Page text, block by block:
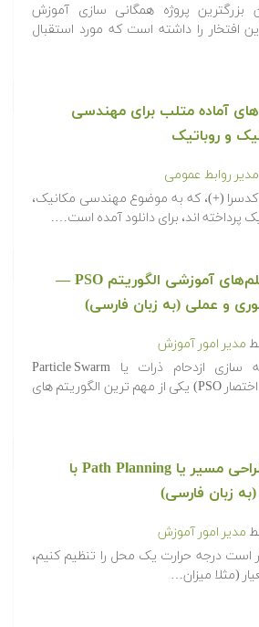
بزرگترین پروژه همگانی سازی آموزش
افتخار را داشته است که مورد استقبال
آماده متلب برای مهندسی
و روباتیک
مدیر روابط عمومی
کدسرا (+)، که به موضوع مهندسی مکانیک،
پرداخته اند، برای دانلود آمده است….
بسته طلایی فیلم‌های آموزشی الگوریتم PSO —
و عملی (به زبان فارسی)
مدیر امور آموزش
الگوریتم بهینه سازی ازدحام ذرات یا Particle Swarm
Optimizatoion (به اختصار PSO) یکی از مهم ترین الگوریتم های
فیلم آموزشی طراحی مسیر یا Path Planning با
مدیر امور آموزش
است درجه حرارت یک محل را تنظیم کنیم،
(مثلا میزان…